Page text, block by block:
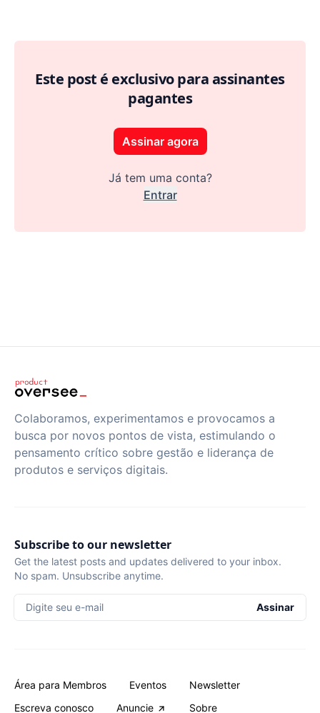
Estratégia para PMs - Parte 2
Este post é exclusivo para assinantes
pagantes
Assinar agora
Já tem uma conta?
Entrar
Colaboramos, experimentamos e provocamos a
busca por novos pontos de vista, estimulando o
pensamento crítico sobre gestão e liderança de
produtos e serviços digitais.
Subscribe to our newsletter
Get the latest posts and updates delivered to your inbox.
No spam. Unsubscribe anytime.
Digite seu e-mail Assinar
Área para Membros Eventos
Newsletter
Escreva conosco
Anuncie Sobre